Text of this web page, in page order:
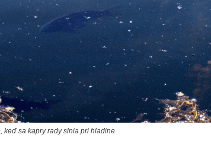
keď sa kapry rady slnia pri hladine